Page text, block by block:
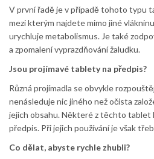
V první řadě je v případě tohoto typu
mezi kterým najdete mimo jiné
urychluje metabolismus. Je také
a zpomalení vyprazdňování žaludku.
Jsou projímavé tablety na předpis?
Různá projímadla se obvykle
nenásleduje nic jiného než očista
jejich obsahu. Některé z těchto tablet
předpis. Při jejich používání je však
Co dělat, abyste rychle zhubli?